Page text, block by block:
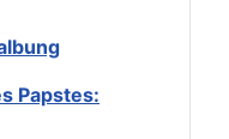
Papstes: